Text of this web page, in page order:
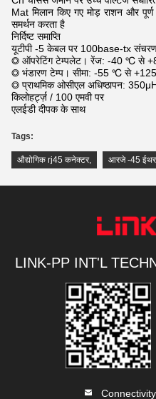
Mat मिलान किए गए मोड़ राशन और
समर्थन करता है
निर्दिष्ट समाप्ति
यूटीपी -5 केबल पर 100base-tx
◎ ऑपरेटिंग टेम्पलेट। रेंज: -40 ℃ से
◎ भंडारण टेम्प। सीमा: -55 ℃ से
◎ प्राथमिक ओसीएल अधिष्ठापन:
किलोहर्ट्ज़ / 100 एमवी पर
एलईडी दीपक के साथ
Tags:
औद्योगिक rj45 कनेक्टर, आरजे -45
LINK-PP INT'L